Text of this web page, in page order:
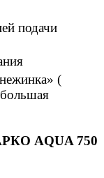
подачи
(
AQUA 750